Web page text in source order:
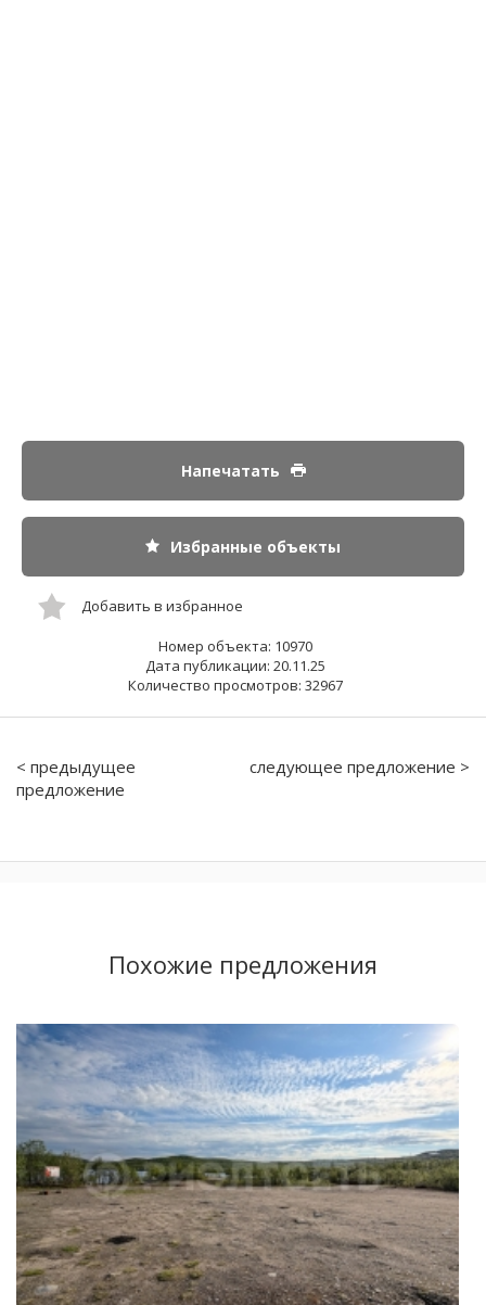
Напечатать
Избранные объекты
Добавить в избранное
Номер объекта: 10970
Дата публикации: 20.11.25
Количество просмотров: 32967
< предыдущее
предложение
следующее предложение >
Похожие предложения